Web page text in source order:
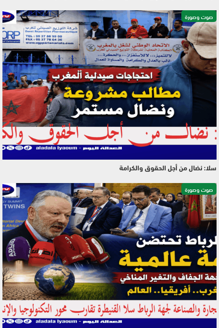
صوت وصورة
سلا: نضال من أجل الحقوق والكرامة
صوت وصورة